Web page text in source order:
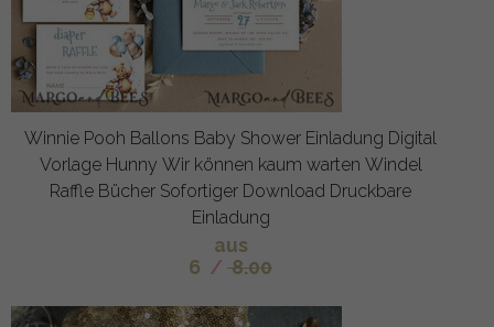
Winnie Pooh Ballons Baby Shower Einladung Digital
Vorlage Hunny Wir können kaum warten Windel
Raffle Bücher Sofortiger Download Druckbare
Einladung
aus
6 / 8.00